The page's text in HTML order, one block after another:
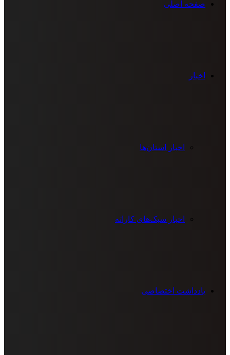
صفحه اصلی
اخبار
اخبار استان‌ها
اخبار سبک‌های کاراته
یادداشت اختصاصی